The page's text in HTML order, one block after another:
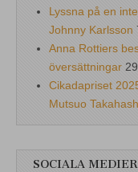
Lyssna på en
Johnny Karlsson
Anna Rottiers
översättningar
Cikadapriset
Mutsuo
SOCIALA MEDIER